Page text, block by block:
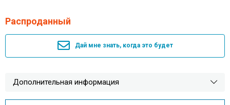
Распроданный
Дай мне знать, когда это будет
Дополнительная информация